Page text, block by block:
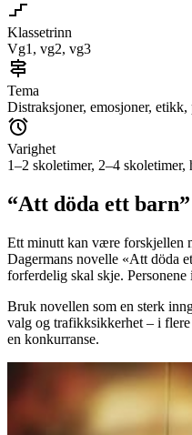
Klassetrinn
Vg1, vg2, vg3
Tema
Distraksjoner, emosjoner,
Varighet
1–2 skoletimer, 2–4 skoletimer,
“Att döda ett barn”
Ett minutt kan være forskjellen
Dagermans novelle «Att döda
forferdelig skal skje. Personene
Bruk novellen som en sterk
valg og trafikksikkerhet – i
en konkurranse.